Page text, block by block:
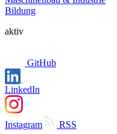
Bildung
aktiv
GitHub
LinkedIn
Instagram
RSS